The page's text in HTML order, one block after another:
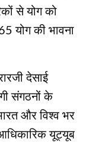
से योग को
योग की भावना
देसाई
संगठनों के
और विश्व भर
यूट्यूब